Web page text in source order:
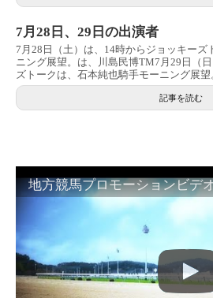
7月28日、29日の出演者
7月28日（土）は、14時からジョッキーズ
ニング展望。は、川島民博TM7月29日（
ズトークは、石本純也騎手モーニング展望
記事を読む